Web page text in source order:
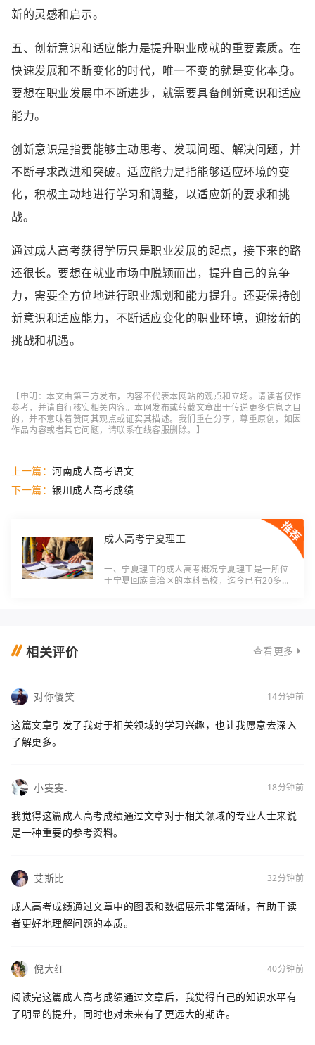
新的灵感和启示。
五、创新意识和适应能力是提升职业成就的重要素质。在
快速发展和不断变化的时代，唯一不变的就是变化本身。
要想在职业发展中不断进步，就需要具备创新意识和适应
能力。
创新意识是指要能够主动思考、发现问题、解决问题，并
不断寻求改进和突破。适应能力是指能够适应环境的变
化，积极主动地进行学习和调整，以适应新的要求和挑
战。
通过成人高考获得学历只是职业发展的起点，接下来的路
还很长。要想在就业市场中脱颖而出，提升自己的竞争
力，需要全方位地进行职业规划和能力提升。还要保持创
新意识和适应能力，不断适应变化的职业环境，迎接新的
挑战和机遇。
【申明：本文由第三方发布，内容不代表本网站的观点和立场。请读者仅作
参考，并请自行核实相关内容。本网发布或转载文章出于传递更多信息之目
的，并不意味着赞同其观点或证实其描述。我们重在分享，尊重原创，如因
作品内容或者其它问题，请联系在线客服删除。】
上一篇： 河南成人高考语文
下一篇： 银川成人高考成绩
成人高考宁夏理工
一、宁夏理工的成人高考概况宁夏理工是一所位
于宁夏回族自治区的本科高校，迄今已有20多年
相关评价 查看更多
对你傻笑 14分钟前
这篇文章引发了我对于相关领域的学习兴趣，也让我愿意去深入
了解更多。
小雯雯. 18分钟前
我觉得这篇成人高考成绩通过文章对于相关领域的专业人士来说
是一种重要的参考资料。
艾斯比 32分钟前
成人高考成绩通过文章中的图表和数据展示非常清晰，有助于读
者更好地理解问题的本质。
倪大红 40分钟前
阅读完这篇成人高考成绩通过文章后，我觉得自己的知识水平有
了明显的提升，同时也对未来有了更远大的期许。